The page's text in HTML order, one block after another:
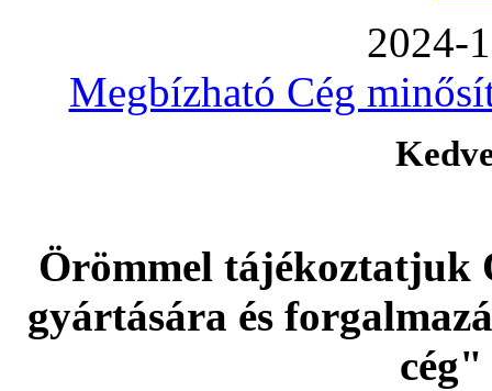
2024-
Megbízható Cég
Örömmel tájékoztatjuk
gyártására és